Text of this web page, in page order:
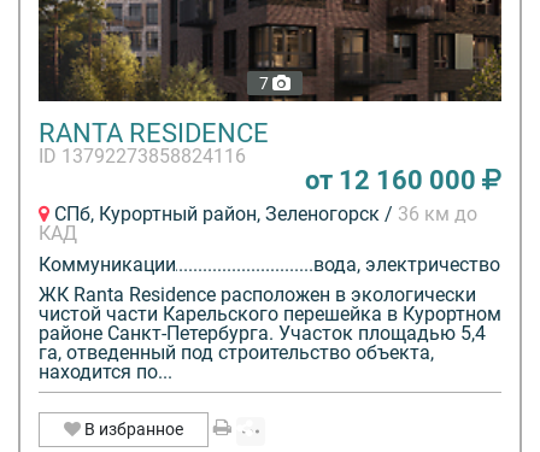
7
RANTA RESIDENCE
ID 13792273858824116
от 12 160 000
СПб, Курортный район, Зеленогорск / 36 км до
КАД
Коммуникации
вода, электричество
ЖК Ranta Residence расположен в экологически
чистой части Карельского перешейка в Курортном
районе Санкт-Петербурга. Участок площадью 5,4
га, отведенный под строительство объекта,
находится по...
В избранное